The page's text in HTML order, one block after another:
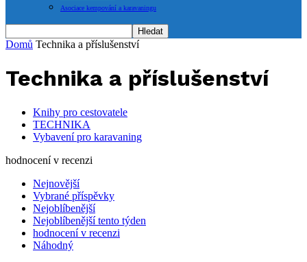
Asociace kempování a karavaningu
Domů Technika a příslušenství
Technika a příslušenství
Knihy pro cestovatele
TECHNIKA
Vybavení pro karavaning
hodnocení v recenzi
Nejnovější
Vybrané příspěvky
Nejoblíbenější
Nejoblíbenější tento týden
hodnocení v recenzi
Náhodný